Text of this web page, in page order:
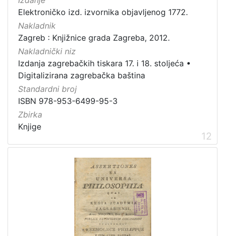
Elektroničko izd. izvornika objavljenog 1772.
Nakladnik
Zagreb : Knjižnice grada Zagreba, 2012.
Nakladnički niz
Izdanja zagrebačkih tiskara 17. i 18. stoljeća •
Digitalizirana zagrebačka baština
Standardni broj
ISBN 978-953-6499-95-3
Zbirka
Knjige
12